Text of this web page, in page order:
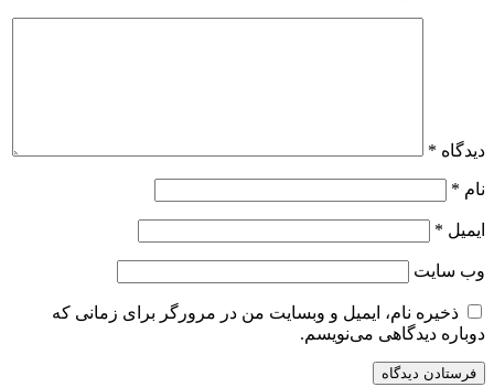
دیدگاه *
نام *
ایمیل *
وب‌ سایت
ذخیره نام، ایمیل و وبسایت من در مرورگر برای زمانی که
دوباره دیدگاهی می‌نویسم.